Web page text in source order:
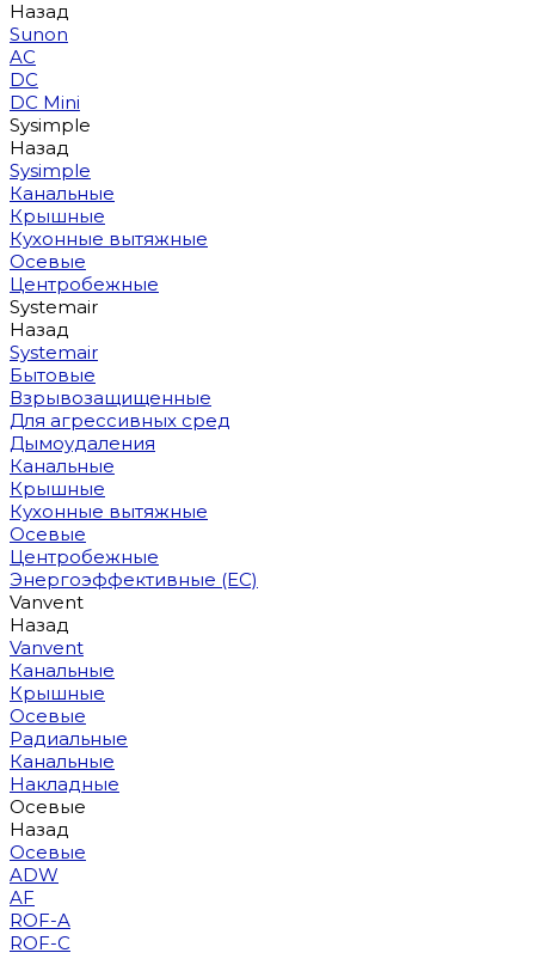
Назад
Sunon
AC
DC
DC Mini
Sysimple
Назад
Sysimple
Канальные
Крышные
Кухонные вытяжные
Осевые
Центробежные
Systemair
Назад
Systemair
Бытовые
Взрывозащищенные
Для агрессивных сред
Дымоудаления
Канальные
Крышные
Кухонные вытяжные
Осевые
Центробежные
Энергоэффективные (EC)
Vanvent
Назад
Vanvent
Канальные
Крышные
Осевые
Радиальные
Канальные
Накладные
Осевые
Назад
Осевые
ADW
AF
ROF-A
ROF-C